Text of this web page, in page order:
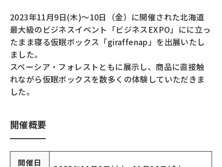
2023年11月9日(木)〜10日（金）に開催された北海道
最大級のビジネスイベント「ビジネスEXPO」にに立っ
たまま寝る仮眠ボックス「giraffenap」を出展いたし
ました。
スペーシア・フォレストともに展示し、商品に直接触
れながら仮眠ボックスを数多くの体験していただきま
した。
開催概要
開催日